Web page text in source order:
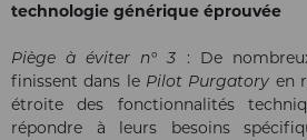
technologie générique éprouvée
Piège à éviter n° 3 : De
finissent dans le Pilot Purgatory en
étroite des fonctionnalités
répondre à leurs besoins